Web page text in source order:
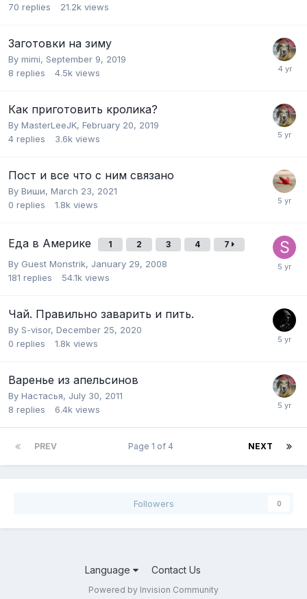
70 replies 21.2k views
Заготовки на зиму
By mimi, September 9, 2019
8 replies 4.5k views
Как приготовить кролика?
By MasterLeeJK, February 20, 2019
4 replies 3.6k views
Пост и все что с ним связано
By Виши, March 23, 2021
0 replies 1.8k views
Еда в Америке 1 2 3 4 7
By Guest Monstrik, January 29, 2008
181 replies 54.1k views
Чай. Правильно заварить и пить.
By S-visor, December 25, 2020
0 replies 1.8k views
Варенье из апельсинов
By Настасья, July 30, 2011
8 replies 6.4k views
PREV NEXT
Page 1 of 4
Followers 0
Language Contact Us
Powered by Invision Community